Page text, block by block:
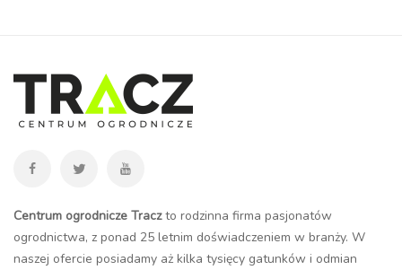
Centrum ogrodnicze Traczto rodzinna firma pasjonatów
ogrodnictwa, z ponad 25 letnim doświadczeniem w branży. W
naszej ofercie posiadamy aż kilka tysięcy gatunków i odmian